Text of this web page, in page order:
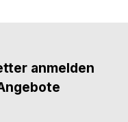
anmelden